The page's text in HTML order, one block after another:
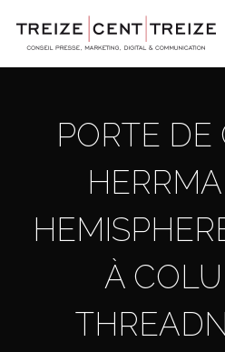
PORTE DE
À